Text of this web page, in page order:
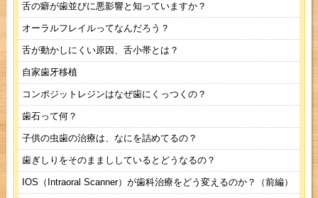
舌の癖が歯並びに悪影響と知っていますか？
オーラルフレイルってなんだろう？
舌が動かしにくい原因、舌小帯とは？
自家歯牙移植
コンポジットレジンはなぜ歯にくっつくの？
歯石って何？
子供の虫歯の治療は、なにを詰めてるの？
歯ぎしりをそのままししているとどうなるの？
IOS（Intraoral Scanner）が歯科治療をどう変えるのか？（前編）